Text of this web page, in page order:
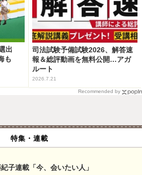
出
も
司法試験予備試験2026、解答速
報＆総評動画を無料公開…アガ
ルート
2026.7.21
Recommended by
特集・連載
子連載「今、会いたい人」